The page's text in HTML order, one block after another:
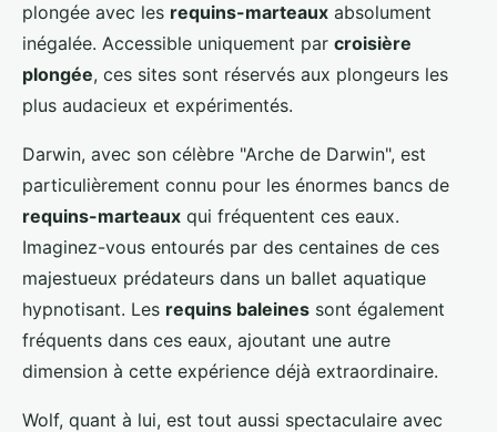
plongée avec les requins-marteaux absolument
inégalée. Accessible uniquement par croisière
plongée, ces sites sont réservés aux plongeurs les
plus audacieux et expérimentés.
Darwin, avec son célèbre "Arche de Darwin", est
particulièrement connu pour les énormes bancs de
requins-marteaux qui fréquentent ces eaux.
Imaginez-vous entourés par des centaines de ces
majestueux prédateurs dans un ballet aquatique
hypnotisant. Les requins baleines sont également
fréquents dans ces eaux, ajoutant une autre
dimension à cette expérience déjà extraordinaire.
Wolf, quant à lui, est tout aussi spectaculaire avec